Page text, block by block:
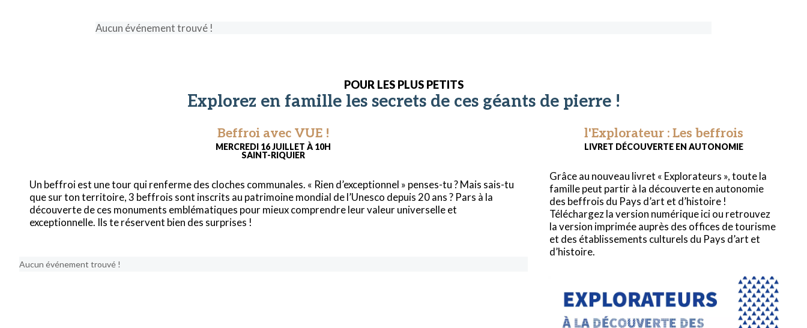
Aucun événement trouvé !
POUR LES PLUS PETITS
Explorez en famille les secrets de ces géants de pierre !
Beffroi avec VUE !
MERCREDI 16 JUILLET À 10H
SAINT-RIQUIER
Un beffroi est une tour qui renferme des cloches communales. « Rien d’exceptionnel » penses-tu ? Mais sais-tu
que sur ton territoire, 3 beffrois sont inscrits au patrimoine mondial de l’Unesco depuis 20 ans ? Pars à la
découverte de ces monuments emblématiques pour mieux comprendre leur valeur universelle et
exceptionnelle. Ils te réservent bien des surprises !
Aucun événement trouvé !
l'Explorateur : Les beffrois
LIVRET DÉCOUVERTE EN AUTONOMIE
Grâce au nouveau livret « Explorateurs », toute la
famille peut partir à la découverte en autonomie
des beffrois du Pays d’art et d’histoire !
Téléchargez la version numérique ici ou retrouvez
la version imprimée auprès des offices de tourisme
et des établissements culturels du Pays d’art et
d’histoire.